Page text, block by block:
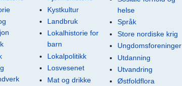
Kystkultur
Landbruk
Lokalhistorie for
barn
Lokalpolitikk
Losvesenet
Mat og drikke
helse
Språk
Store nordiske krig
Ungdomsforeninger
Utdanning
Utvandring
Østfoldflora